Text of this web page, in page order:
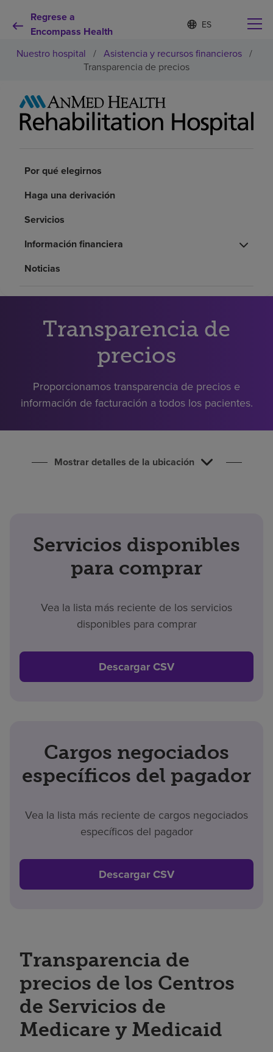
Regrese a
Encompass Health
Lista
de
contraída
d
o
m
e
Por qué debe elegirnos
Pacientes y cuidadores
Acerca de nosotros
Inversores
Nuestro hospital / Asistencia y recursos financieros /
Transparencia de precios
Por qué elegirnos
Haga una derivación
Servicios
Información financiera
Noticias
Transparencia de
precios
Proporcionamos transparencia de precios e
información de facturación a todos los pacientes.
Mostrar detalles de la ubicación
Servicios disponibles
para comprar
Vea la lista más reciente de los servicios
disponibles para comprar
Descargar CSV
Cargos negociados
específicos del pagador
Vea la lista más reciente de cargos negociados
específicos del pagador
Descargar CSV
Transparencia de
precios de los Centros
de Servicios de
Medicare y Medicaid